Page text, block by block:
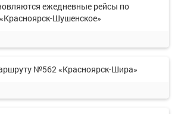
ежедневные рейсы по
Шушенское»
№562 «Красноярск-Шира»